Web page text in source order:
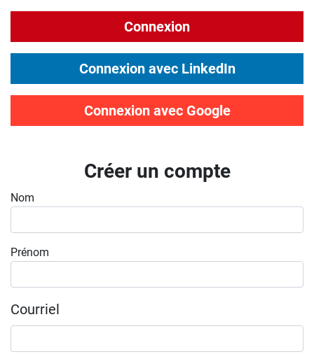
Ma boîte à outils
Conseils carrière
Métiers
Nos chroniques
Publiez une offre d'emploi
Connexion
Connexion avec LinkedIn
Connexion avec Google
Créer un compte
Nom
Prénom
Courriel